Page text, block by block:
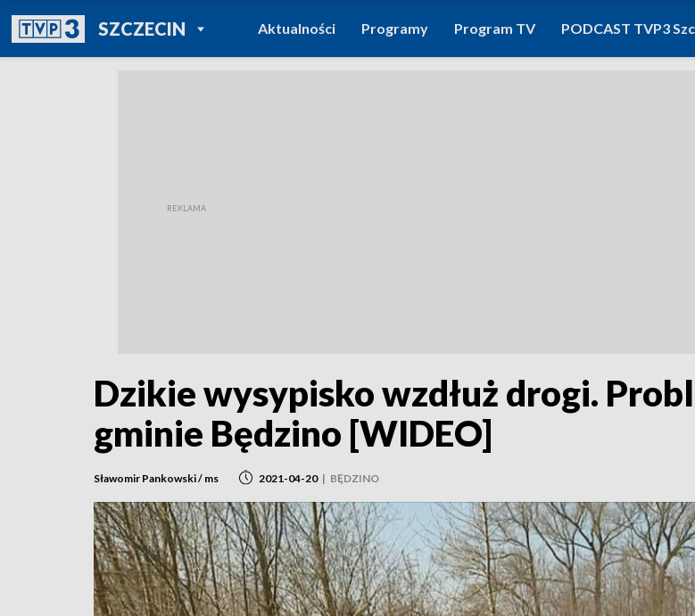
SZCZECINPOWRÓT DO
TVP REGIONY
Aktualności Programy Program TV PODCAST TVP3
Dzikie wysypisko wzdłuż drogi.
gminie Będzino [WIDEO]
Sławomir Pankowski / ms 2021-04-20 | BĘDZINO